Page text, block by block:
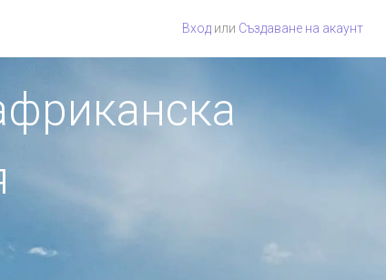
Вход или Създаване на акаунт